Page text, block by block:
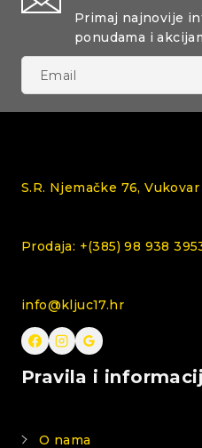
Primaj najnovije
ponudama i
S.R. Njemačke 76,
Prodaja: +(385) 98 938
info@kljuc17.hr
Pravila i
O nama